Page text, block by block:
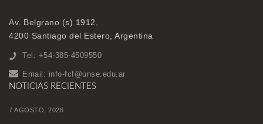
Av. Belgrano (s) 1912,
4200 Santiago del Estero, Argentina
Tel: +54-385-4509550
Email: info-fcf@unse.edu.ar
NOTICIAS RECIENTES
7 AGOSTO, 2026